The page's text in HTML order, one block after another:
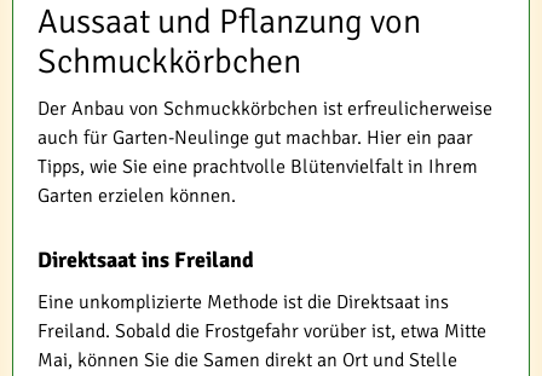
Aussaat und Pflanzung von
Schmuckkörbchen
Der Anbau von Schmuckkörbchen ist erfreulicherweise
auch für Garten-Neulinge gut machbar. Hier ein paar
Tipps, wie Sie eine prachtvolle Blütenvielfalt in Ihrem
Garten erzielen können.
Direktsaat ins Freiland
Eine unkomplizierte Methode ist die Direktsaat ins
Freiland. Sobald die Frostgefahr vorüber ist, etwa Mitte
Mai, können Sie die Samen direkt an Ort und Stelle